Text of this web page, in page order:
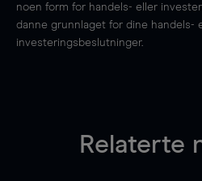
noen form for handels- eller
danne grunnlaget for dine handels-
investeringsbeslutninger.
Relaterte